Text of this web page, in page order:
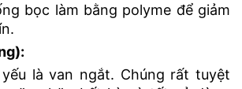
bọc làm bằng polyme để giảm
là van ngắt. Chúng rất tuyệt